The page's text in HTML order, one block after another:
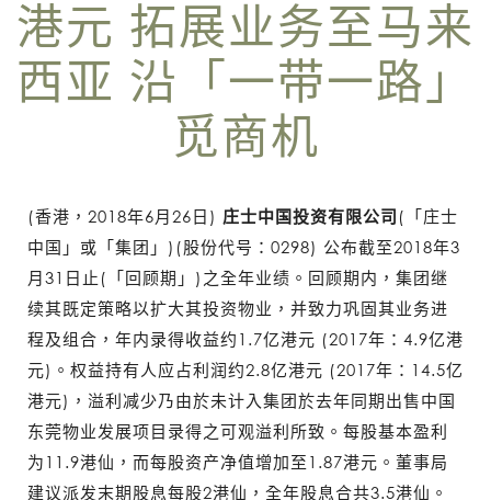
港元 拓展业务至马来
西亚 沿「一带一路」
觅商机
(香港，2018年6月26日) 庄士中国投资有限公司 (「庄士
中国」或「集团」)(股份代号：0298) 公布截至2018年3
月31日止(「回顾期」)之全年业绩。回顾期内，集团继
续其既定策略以扩大其投资物业，并致力巩固其业务进
程及组合，年内录得收益约1.7亿港元 (2017年：4.9亿港
元)。权益持有人应占利润约2.8亿港元 (2017年：14.5亿
港元)，溢利减少乃由於未计入集团於去年同期出售中国
东莞物业发展项目录得之可观溢利所致。每股基本盈利
为11.9港仙，而每股资产净值增加至1.87港元。董事局
建议派发末期股息每股2港仙，全年股息合共3.5港仙。